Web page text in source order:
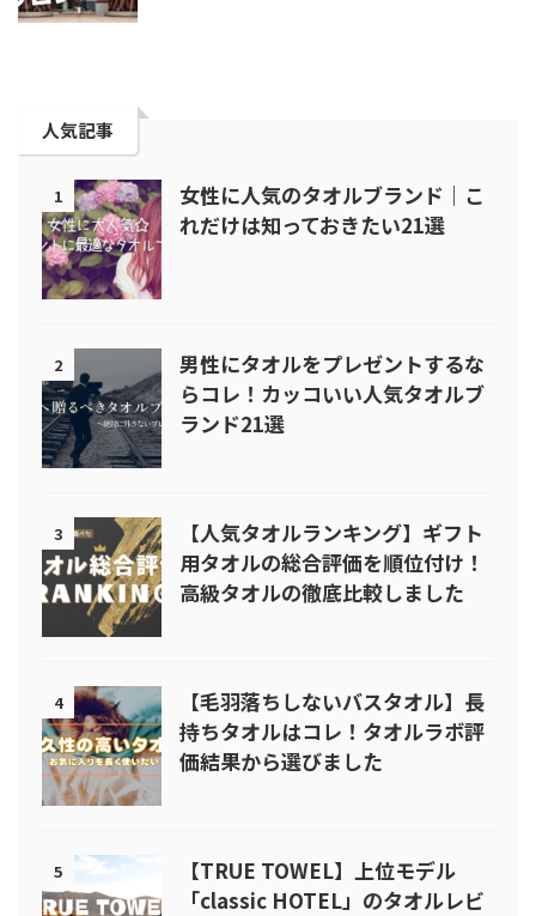
人気記事
1
女性に人気のタオルブランド｜こ
れだけは知っておきたい21選
2
男性にタオルをプレゼントするな
らコレ！カッコいい人気タオルブ
ランド21選
3
【人気タオルランキング】ギフト
用タオルの総合評価を順位付け！
高級タオルの徹底比較しました
4
【毛羽落ちしないバスタオル】長
持ちタオルはコレ！タオルラボ評
価結果から選びました
5
【TRUE TOWEL】上位モデル
「classic HOTEL」のタオルレビ